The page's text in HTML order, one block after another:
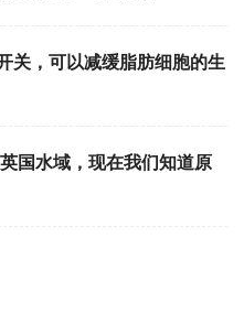
关，可以减缓脂肪细胞的生
国水域，现在我们知道原